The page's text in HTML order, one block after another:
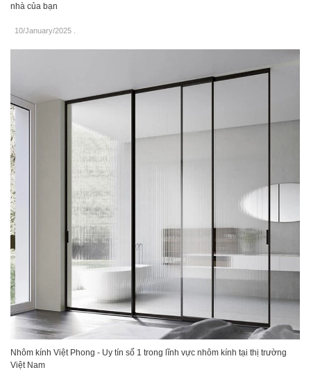
nhà của bạn
10/January/2025
Nhôm kính Việt Phong - Uy tín số 1 trong lĩnh vực nhôm kính tại thị trường
Việt Nam